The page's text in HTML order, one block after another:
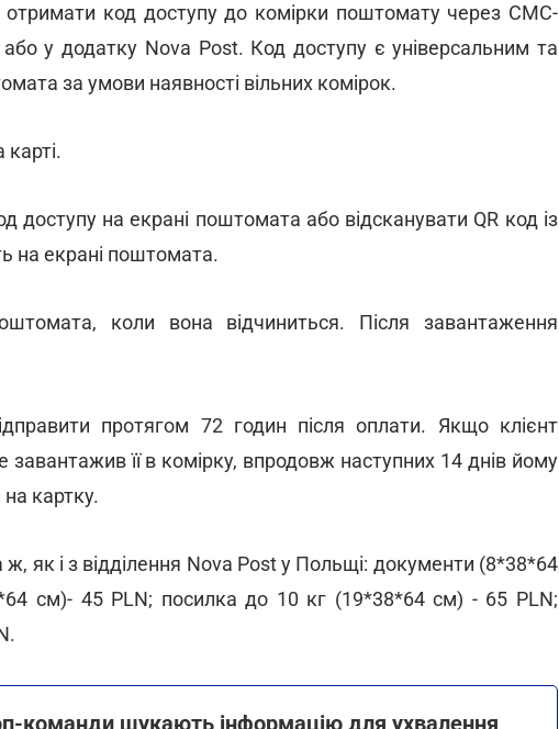
отримати код доступу до комірки поштомату через СМС-
у додатку Nova Post. Код доступу є універсальним та
за умови наявності вільних комірок.
доступу на екрані поштомата або відсканувати QR код із
на екрані поштомата.
коли вона відчиниться. Після завантаження
протягом 72 годин після оплати. Якщо клієнт
її в комірку, впродовж наступних 14 днів йому
картку.
ж, як і з відділення Nova Post у Польщі: документи (8*38*64
см)- 45 PLN; посилка до 10 кг (19*38*64 см) - 65 PLN;
команди шукають інформацію для ухвалення